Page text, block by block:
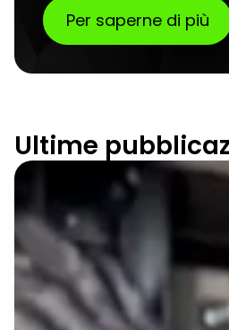
Per saperne di più
Ultime